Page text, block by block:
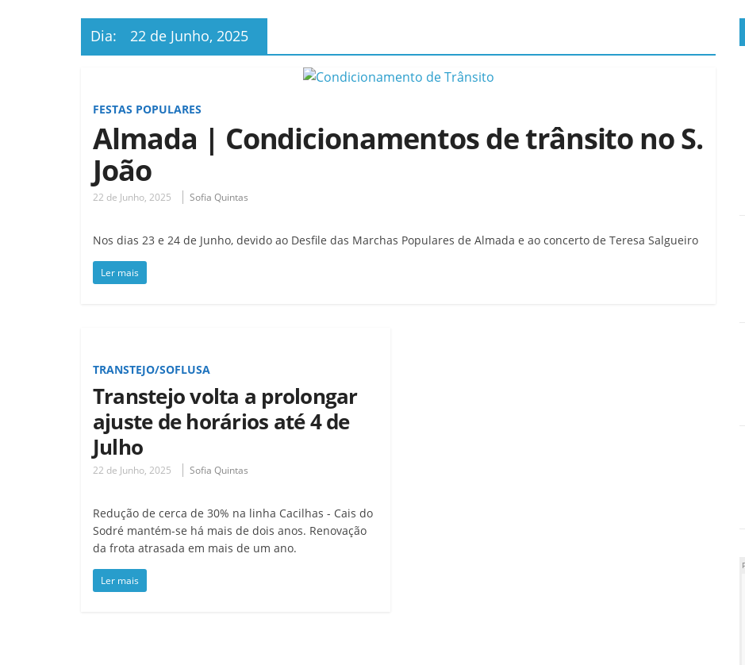
Dia: 22 de Junho, 2025
FESTAS POPULARES
Almada | Condicionamentos de trânsito no S.
João
22 de Junho, 2025 Sofia Quintas
Nos dias 23 e 24 de Junho, devido ao Desfile das Marchas Populares de Almada e ao concerto de Teresa Salgueiro
Ler mais
TRANSTEJO/SOFLUSA
Transtejo volta a prolongar
ajuste de horários até 4 de
Julho
22 de Junho, 2025 Sofia Quintas
Redução de cerca de 30% na linha Cacilhas - Cais do
Sodré mantém-se há mais de dois anos. Renovação
da frota atrasada em mais de um ano.
Ler mais